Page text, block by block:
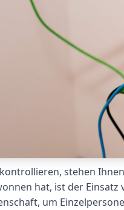
stehen
hat, ist der
um